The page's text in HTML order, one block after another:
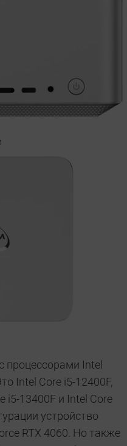
процессорами Intel
Intel Core i5-12400F,
i5-13400F и Intel Core
устройство
RTX 4060. Но также